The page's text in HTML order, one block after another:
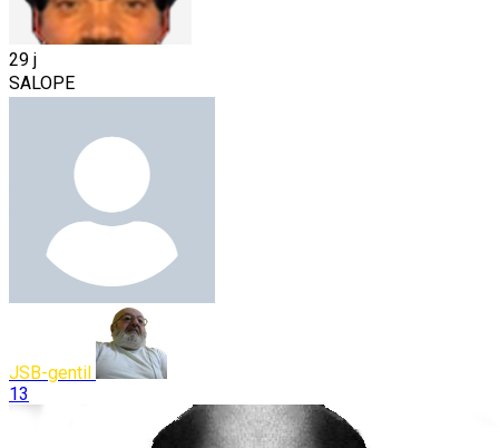
29 j
SALOPE
JSB-gentil
13